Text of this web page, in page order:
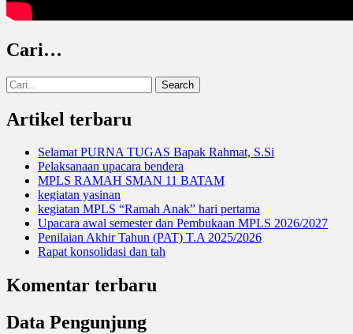
Cari…
Search
for:
Artikel terbaru
Selamat PURNA TUGAS Bapak Rahmat, S.Si
Pelaksanaan upacara bendera
MPLS RAMAH SMAN 11 BATAM
kegiatan yasinan
kegiatan MPLS “Ramah Anak” hari pertama
Upacara awal semester dan Pembukaan MPLS 2026/2027
Penilaian Akhir Tahun (PAT) T.A 2025/2026
Rapat konsolidasi dan tah
Komentar terbaru
Data Pengunjung